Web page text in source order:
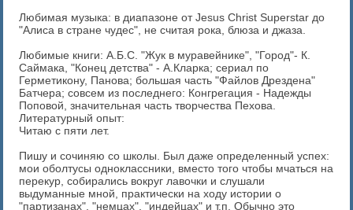
Любимая музыка: в диапазоне от Jesus Christ Superstar до
"Алиса в стране чудес", не считая рока, блюза и джаза.
Любимые книги: А.Б.С. "Жук в муравейнике", "Город"- К.
Саймака, "Конец детства" - А.Кларка; сериал по
Герметикону, Панова; большая часть "Файлов Дрездена"
Батчера; совсем из последнего: Конгрегация - Надежды
Поповой, значительная часть творчества Пехова.
Литературный опыт:
Читаю с пяти лет.
Пишу и сочиняю со школы. Был даже определенный успех:
мои оболтусы одноклассники, вместо того чтобы мчаться на
перекур, собирались вокруг лавочки и слушали
выдуманные мной, практически на ходу истории о
"партизанах", "немцах", "индейцах" и т.п. Обычно это